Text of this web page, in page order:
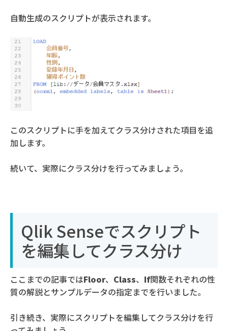
自動生成のスクリプトが表示されます。
このスクリプトに手を加えてクラス分けされた項目を追
加します。
続いて、実際にクラス分けを行ってみましょう。
Qlik Senseでスクリプト
を編集してクラス分け
ここまでの記事ではFloor、 Class、 If関数それぞれの性
質の解説とサンプルデータの指定までを行いました。
引き続き、実際にスクリプトを編集してクラス分けを行